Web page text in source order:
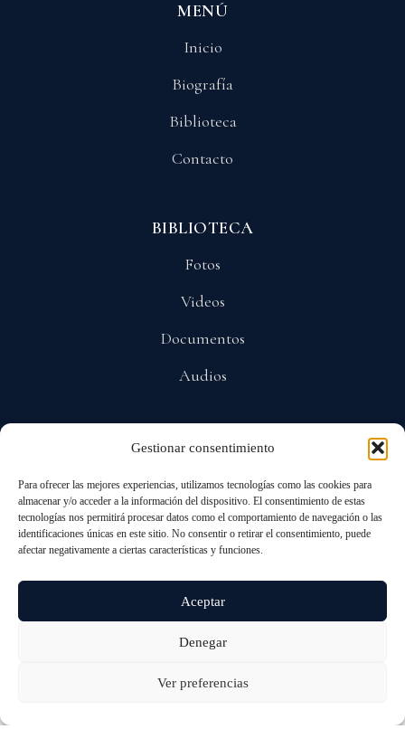
Gestionar consentimiento
Para ofrecer las mejores experiencias, utilizamos tecnologías como las cookies para
almacenar y/o acceder a la información del dispositivo. El consentimiento de estas
tecnologías nos permitirá procesar datos como el comportamiento de navegación o las
identificaciones únicas en este sitio. No consentir o retirar el consentimiento, puede
afectar negativamente a ciertas características y funciones.
Aceptar
Denegar
Ver preferencias
MENÚ
Inicio
Biografía
Biblioteca
Contacto
BIBLIOTECA
Fotos
Videos
Documentos
Audios
POLÍTICAS
Privacidad
Protección De Datos
Cookies
© 2026 ALL RIGHTS RESERVED